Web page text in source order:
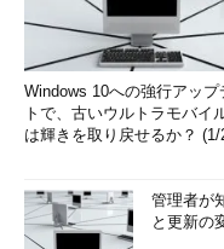
Windows 10への強行アップ
トで、古いウルトラモバイ
は輝きを取り戻せるか？ (1/
管理者が
と更新の